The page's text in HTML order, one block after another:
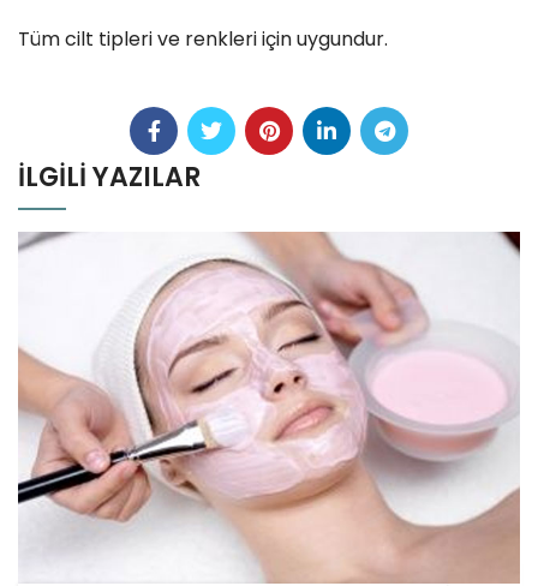
Tüm cilt tipleri ve renkleri için uygundur.
İLGILI YAZILAR